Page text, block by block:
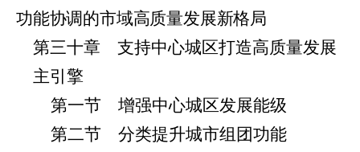
功能协调的市域高质量发展新格局
第三十章 支持中心城区打造高质量发展
主引擎
第一节 增强中心城区发展能级
第二节 分类提升城市组团功能